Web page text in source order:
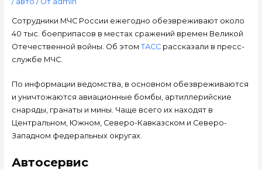
Сотрудники МЧС России ежегодно обезвреживают около
40 тыс. боеприпасов в местах сражений времен Великой
Отечественной войны. Об этом ТАСС рассказали в пресс-
службе МЧС.
По информации ведомства, в основном обезвреживаются
и уничтожаются авиационные бомбы, артиллерийские
снаряды, гранаты и мины. Чаще всего их находят в
Центральном, Южном, Северо-Кавказском и Северо-
Западном федеральных округах.
Автосервис